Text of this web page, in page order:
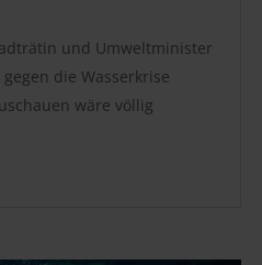
und Umweltminister
die Wasserkrise
wäre völlig